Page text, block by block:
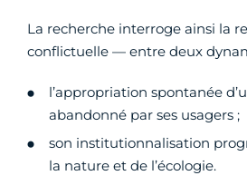
La recherche interroge ainsi la
conflictuelle — entre deux
l’appropriation spontanée
abandonné par ses usagers ;
son institutionnalisation
la nature et de l’écologie.